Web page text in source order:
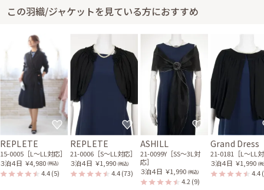
この羽織/ジャケットを見ている方におすすめ
REPLETE
15-0005［L〜LL対応］
３泊４日 ￥4,980 (税込)
4.4(5)
REPLETE
21-0006［S〜LL対応］
３泊４日 ￥1,990 (税込)
4.4(73)
ASHILL
21-0099Y［SS〜3L対
応］
３泊４日 ￥1,990 (税込)
4.2 (9)
Grand Dress
21-0181［L〜LL
３泊４日 ￥1,990 (
4.4